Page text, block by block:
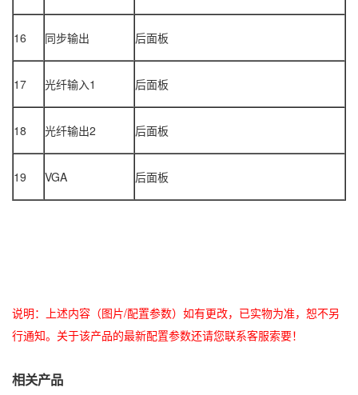
16 同步输出 后面板
17 光纤输入1 后面板
18 光纤输出2 后面板
19 VGA 后面板
说明：上述内容（图片/配置参数）如有更改，已实物为准，恕不另
行通知。关于该产品的最新配置参数还请您联系客服索要！
相关产品